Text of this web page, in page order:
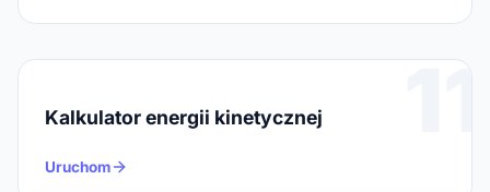
11
Kalkulator energii kinetycznej
Uruchom